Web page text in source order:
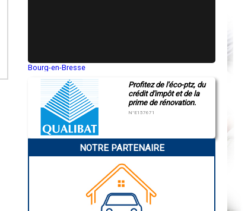
Bourg-en-Bresse
Montluçon
Manosque
Gap
Charleville-Mézières
Pamiers
Narbonne
Profitez de l'éco-ptz, du
crédit d'impôt et de la
prime de rénovation.
N°E157671
NOTRE PARTENAIRE